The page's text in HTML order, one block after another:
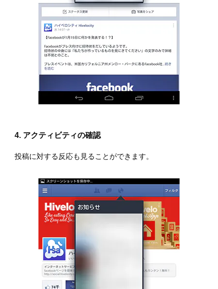
4. アクティビティの確認
投稿に対する反応も見ることができます。